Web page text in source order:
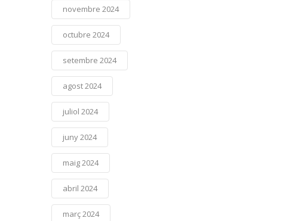
novembre 2024
octubre 2024
setembre 2024
agost 2024
juliol 2024
juny 2024
maig 2024
abril 2024
març 2024